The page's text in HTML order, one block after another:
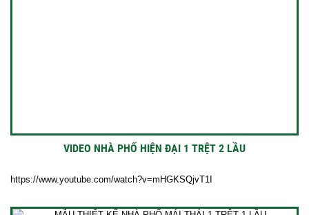
VIDEO NHÀ PHỐ HIỆN ĐẠI 1 TRỆT 2 LẦU
https://www.youtube.com/watch?v=mHGKSQjvT1I